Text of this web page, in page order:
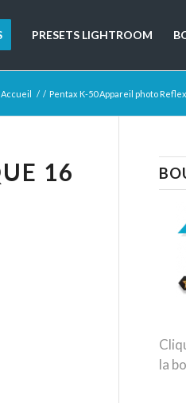
PRESETS LIGHTROOM
Accueil / / Pentax K-50 Appareil photo
16
la